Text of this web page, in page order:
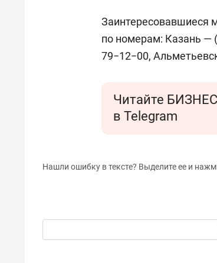
Заинтересовавшиеся
по номерам: Казань —
79−12−00,
Читайте
в Telegram
Нашли ошибку в тексте? Выделите ее и